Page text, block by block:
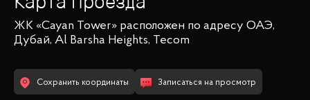
ЖК «Cayan Tower» расположен по адресу ОАЭ,
Дубай, Al Barsha Heights, Tecom
Сохранить координаты Записаться на просмотр